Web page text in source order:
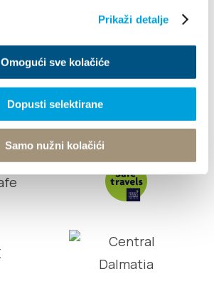
Prikaži detalje
Omogući sve kolačiće
Dopusti selektirane
Samo nužni kolačići
Cookie-Richtlinie Developed by:
Design by:Signed Design